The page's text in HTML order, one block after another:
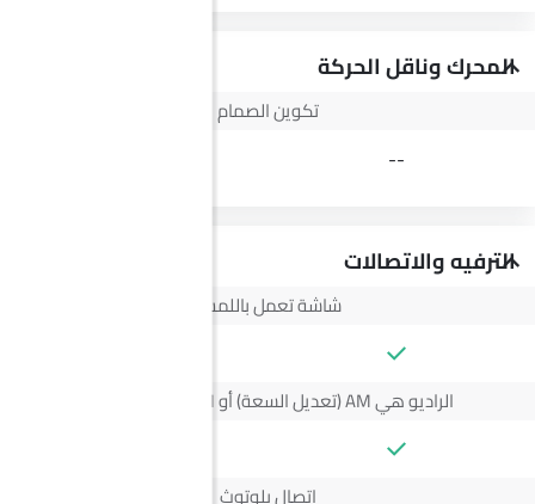
المحرك وناقل الحركة
تكوين الصمام
--
الترفيه والاتصالات
شاشة تعمل باللمس
الراديو هي AM (تعديل السعة) أو FM (تضمين التردد)،
اتصال بلوتوث